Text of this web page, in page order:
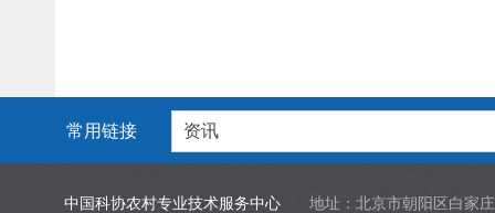
常用链接 资讯
中国科协农村专业技术服务中心 地址：北京市朝阳区白家